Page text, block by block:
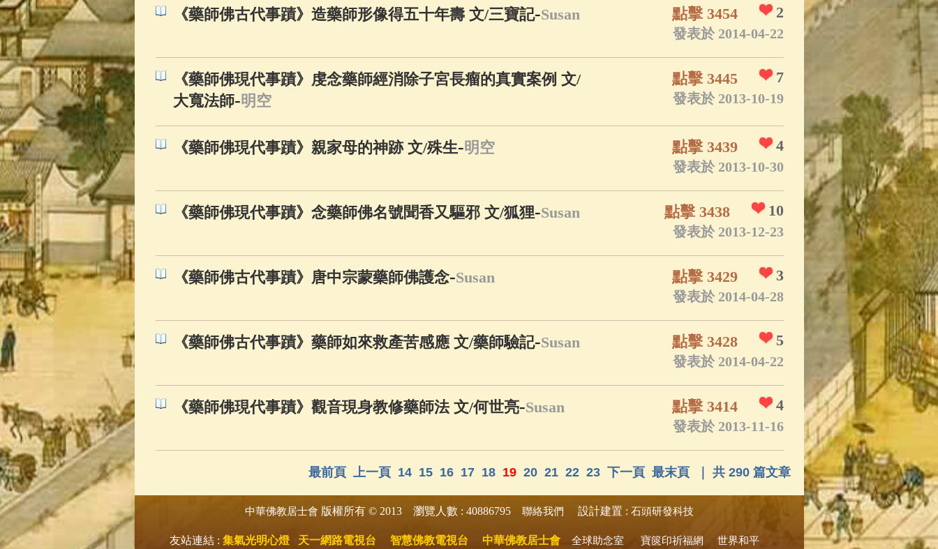
《藥師佛古代事蹟》造藥師形像得五十年壽 文/三寶記-Susan 2
點擊 3454
發表於 2014-04-22
《藥師佛現代事蹟》虔念藥師經消除子宮長瘤的真實案例 文/
大寬法師-明空
7
點擊 3445
發表於 2013-10-19
《藥師佛現代事蹟》親家母的神跡 文/殊生-明空 4
點擊 3439
發表於 2013-10-30
《藥師佛現代事蹟》念藥師佛名號聞香又驅邪 文/狐狸-Susan 10
點擊 3438
發表於 2013-12-23
《藥師佛古代事蹟》唐中宗蒙藥師佛護念-Susan 3
點擊 3429
發表於 2014-04-28
《藥師佛古代事蹟》藥師如來救產苦感應 文/藥師驗記-Susan 5
點擊 3428
發表於 2014-04-22
《藥師佛現代事蹟》觀音現身教修藥師法 文/何世亮-Susan 4
點擊 3414
發表於 2013-11-16
最前頁 上一頁 14 15 16 17 18 19 20 21 22 23 下一頁 最末頁 ｜ 共 290 篇文章
中華佛教居士會 版權所有 © 2013 瀏覽人數 : 40886795 聯絡我們 設計建置 : 石頭研發科技
友站連結 : 集氣光明心燈 天一網路電視台 智慧佛教電視台 中華佛教居士會 全球助念室 寶篋印祈福網 世界和平